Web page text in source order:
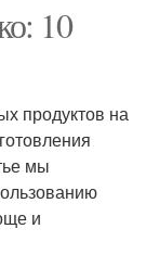
10
продуктов на
мы
и